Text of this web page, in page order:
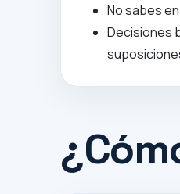
No sabes
Decisiones